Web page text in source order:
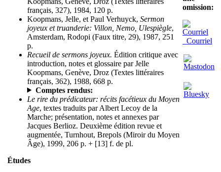
français, 327), 1984, 120 p.
Koopmans, Jelle, et Paul Verhuyck, Sermon
joyeux et truanderie: Villon, Nemo, Ulespiègle,
Amsterdam, Rodopi (Faux titre, 29), 1987, 251
p.
Recueil de sermons joyeux. Édition critique avec
introduction, notes et glossaire par Jelle
Koopmans, Genève, Droz (Textes littéraires
français, 362), 1988, 668 p.
Comptes rendus:
Le rire du prédicateur: récits facétieux du Moyen
Age, textes traduits par Albert Lecoy de la
Marche; présentation, notes et annexes par
Jacques Berlioz. Deuxième édition revue et
augmentée, Turnhout, Brepols (Miroir du Moyen
Âge), 1999, 206 p. + [13] f. de pl.
Études
omission:
Courriel